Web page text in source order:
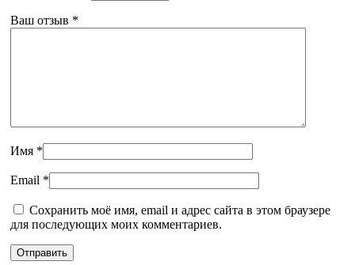
Ваш отзыв *
Имя *
Email *
Сохранить моё имя, email и адрес сайта в этом браузере
для последующих моих комментариев.